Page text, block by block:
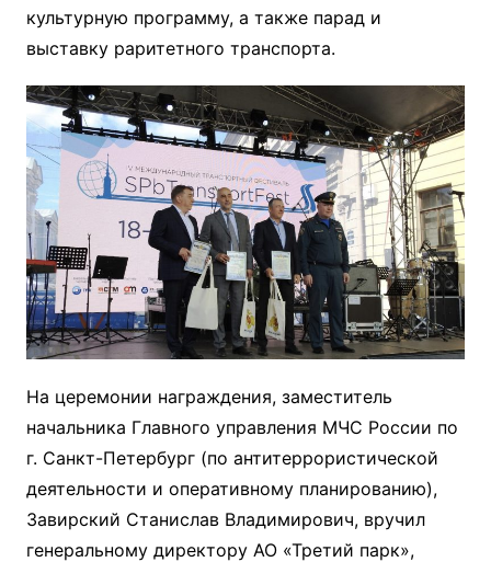
культурную программу, а также парад и
выставку раритетного транспорта.
На церемонии награждения, заместитель
начальника Главного управления МЧС России по
г. Санкт-Петербург (по антитеррористической
деятельности и оперативному планированию),
Завирский Станислав Владимирович, вручил
генеральному директору АО «Третий парк»,